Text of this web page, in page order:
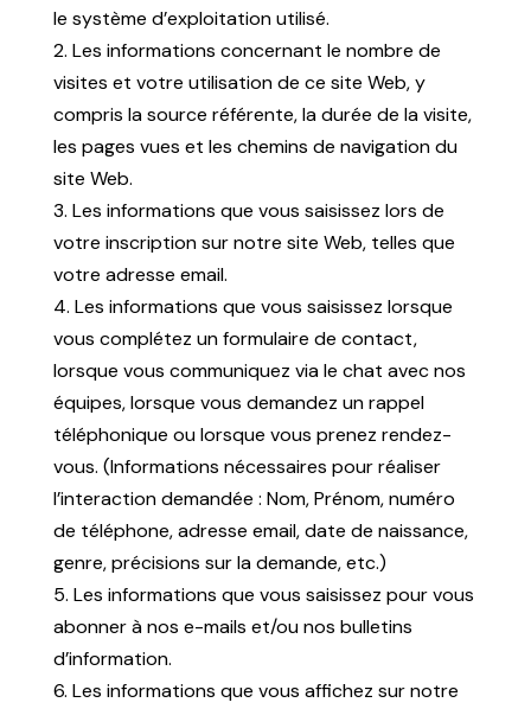
le système d’exploitation utilisé.
2. Les informations concernant le nombre de
visites et votre utilisation de ce site Web, y
compris la source référente, la durée de la visite,
les pages vues et les chemins de navigation du
site Web.
3. Les informations que vous saisissez lors de
votre inscription sur notre site Web, telles que
votre adresse email.
4. Les informations que vous saisissez lorsque
vous complétez un formulaire de contact,
lorsque vous communiquez via le chat avec nos
équipes, lorsque vous demandez un rappel
téléphonique ou lorsque vous prenez rendez-
vous. (Informations nécessaires pour réaliser
l’interaction demandée : Nom, Prénom, numéro
de téléphone, adresse email, date de naissance,
genre, précisions sur la demande, etc.)
5. Les informations que vous saisissez pour vous
abonner à nos e-mails et/ou nos bulletins
d’information.
6. Les informations que vous affichez sur notre